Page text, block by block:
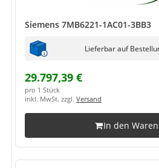
Siemens 7MB6221-1AC01-3BB3
Lieferbar auf
29.797,39 €
pro 1 Stück
inkl. MwSt. zzgl. Versand
In den